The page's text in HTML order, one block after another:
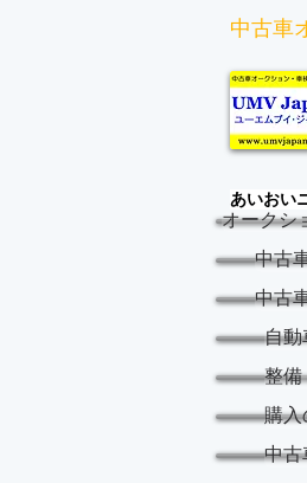
中古車
あいおい
オークシ
中古
中古
自動
整備
購入
中古